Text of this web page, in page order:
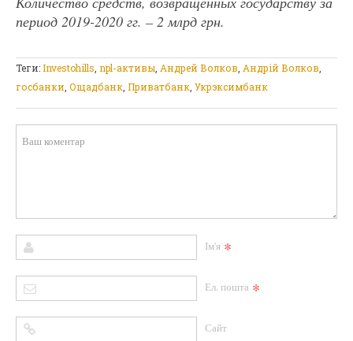
период 2019-2020 гг. – 2 млрд грн.
Теги:Investohills npl-активы Андрей Волков Андрій Волков
госбанки Ощадбанк Приватбанк Укрэксимбанк
Ім'я *
Ел. пошта *
Сайт